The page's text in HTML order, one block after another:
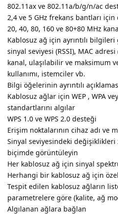
802.11ax ve 802.11a/b/g/n/ac
2,4 ve 5 GHz frekans bantları için
20, 40, 80, 160 ve 80+80 MHz
Kablosuz ağ için ayrıntılı
sinyal seviyesi (RSSI), MAC
kanal, ulaşılabilir ve maksimum
kullanımı, istemciler vb.
Bilgi öğelerinin ayrıntılı
Kablosuz ağlar için WEP , WPA
standartlarını algılar
WPS 1.0 ve WPS 2.0 desteği
Erişim noktalarının cihaz adı ve
Sinyal seviyesindeki
biçimde görüntüleyin
Her kablosuz ağ için sinyal
Herhangi bir kablosuz ağ için
Tespit edilen kablosuz ağların
parametrelere göre (kalite, ağ
Algılanan ağlara bağlan